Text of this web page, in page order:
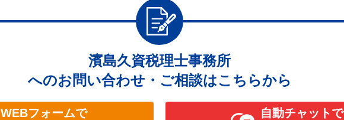
濱島久資税理士事務所
へのお問い合わせ・ご相談はこちらから
WEBフォームで
自動チャットで